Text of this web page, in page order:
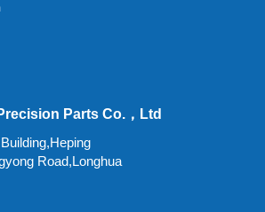
Parts Co.，Ltd
Road,Longhua